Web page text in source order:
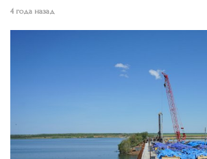
4 года назад